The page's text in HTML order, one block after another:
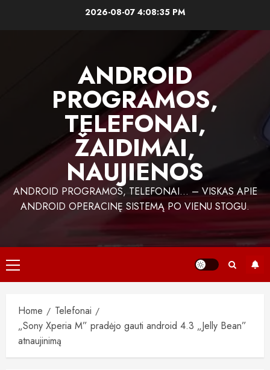
2026-08-07 4:08:36 PM
ANDROID
PROGRAMOS,
TELEFONAI,
ŽAIDIMAI,
NAUJIENOS
ANDROID PROGRAMOS, TELEFONAI… – VISKAS APIE
ANDROID OPERACINĘ SISTEMĄ PO VIENU STOGU.
Primary
Menu
Home
Telefonai
„Sony Xperia M” pradėjo gauti android 4.3 „Jelly Bean”
atnaujinimą